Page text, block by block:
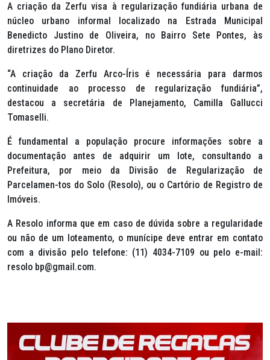
A criação da Zerfu visa à regularização fundiária urbana de
núcleo urbano informal localizado na Estrada Municipal
Benedicto Justino de Oliveira, no Bairro Sete Pontes, às
diretrizes do Plano Diretor.
“A criação da Zerfu Arco-Íris é necessária para darmos
continuidade ao processo de regularização fundiária”,
destacou a secretária de Planejamento, Camilla Gallucci
Tomaselli.
É fundamental a população procure informações sobre a
documentação antes de adquirir um lote, consultando a
Prefeitura, por meio da Divisão de Regularização de
Parcelamen-tos do Solo (Resolo), ou o Cartório de Registro de
Imóveis.
A Resolo informa que em caso de dúvida sobre a regularidade
ou não de um loteamento, o munícipe deve entrar em contato
com a divisão pelo telefone: (11) 4034-7109 ou pelo e-mail:
resolo bp@gmail.com.